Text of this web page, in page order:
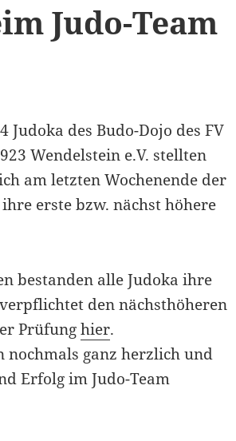
Judo-Team
Judoka des Budo-Dojo des FV
Wendelstein e.V. stellten
am letzten Wochenende der
erste bzw. nächst höhere
bestanden alle Judoka ihre
den nächsthöheren
Prüfunghier.
ganz herzlich und
Erfolg im Judo-Team